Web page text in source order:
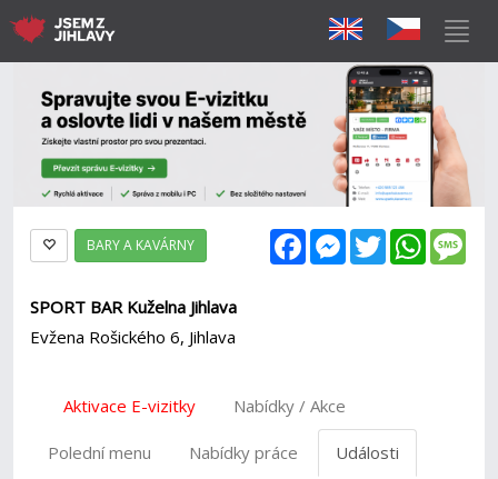
FacebookMessenger
Twitter
BARY A KAVÁRNY
SPORT BAR Kuželna Jihlava
Evžena Rošického 6, Jihlava
Aktivace E-vizitky Nabídky / Akce
Polední menu Nabídky práce Události